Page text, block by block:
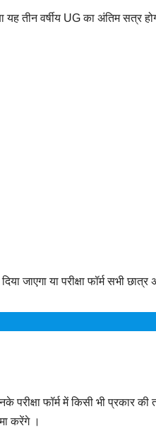
यह तीन वर्षीय UG का अंतिम सत्र
जाएगा या परीक्षा फॉर्म सभी
परीक्षा फॉर्म में किसी भी प्रकार
करेंगे ।